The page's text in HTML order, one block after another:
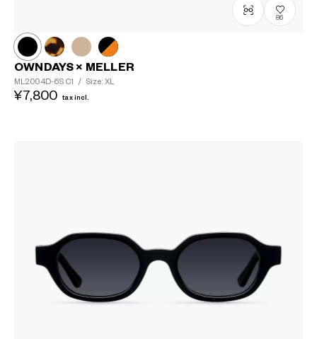
86
OWNDAYS × MELLER
ML2004D-6S C1 / Size: XL
¥7,800 tax incl.